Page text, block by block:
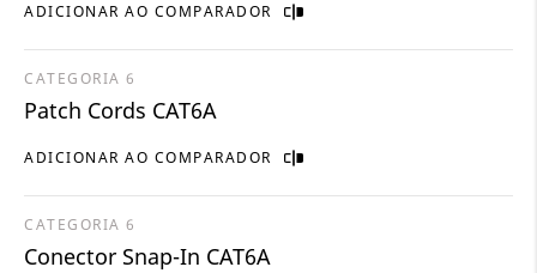
ADICIONAR AO COMPARADOR
ADICIONAR AO COMPARADOR
CATEGORIA 6
Patch Cords CAT6A
CATEGORIA 6
Conector Snap-In CAT6A